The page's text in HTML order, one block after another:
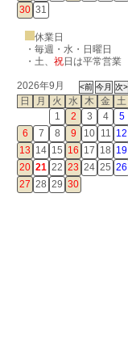
30 31
休業日
・毎週・水・日曜日
・ 土、 祝日は平常営業
2026年9月
日
月 火 水 木 金
土
1
2 3 4
5
6
7 8 9 10 11 12
13 14 15 16 17 18 19
20 21 22 23 24 25 26
27 28 29 30